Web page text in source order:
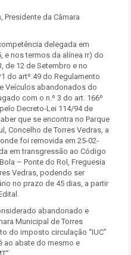
Presidente da Câmara
delegada em
e nos termos da alínea rr) do
de 12 de Setembro e no
do artº.49 do Regulamento
Veículos abandonados do
com o n.º 3 do art. 166º
Decreto-Lei 114/94 de
que se encontra no Parque
Concelho de Torres Vedras, a
foi removida em 25-02-
em transgressão ao Código
– Ponte do Rol, Freguesia
Vedras, podendo ser
no prazo de 45 dias, a partir
abandonado e
Municipal de Torres
do imposto circulação “IUC”
ao abate do mesmo e